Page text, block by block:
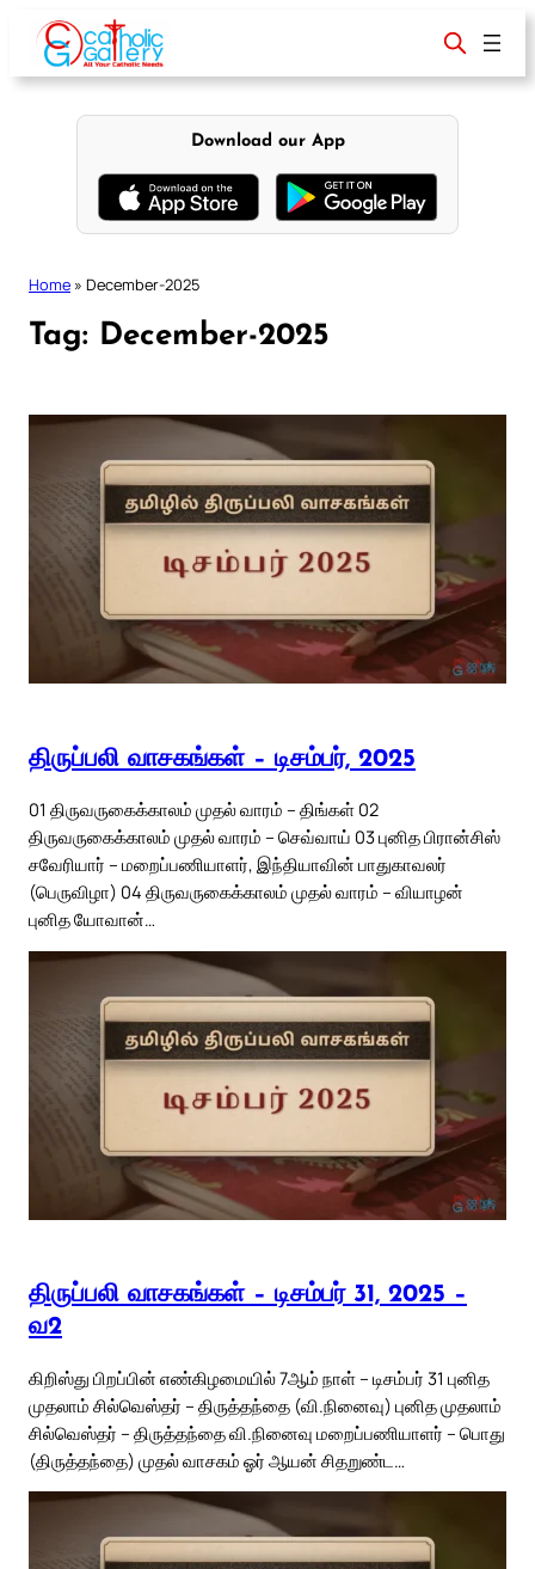
content
Download our App
Home » December-2025
Tag: December-2025
திருப்பலி வாசகங்கள் – டிசம்பர், 2025
01 திருவருகைக்காலம் முதல் வாரம் – திங்கள் 02
திருவருகைக்காலம் முதல் வாரம் – செவ்வாய் 03 புனித பிரான்சிஸ்
சவேரியார் – மறைப்பணியாளர், இந்தியாவின் பாதுகாவலர்
(பெருவிழா) 04 திருவருகைக்காலம் முதல் வாரம் – வியாழன்
புனித யோவான்…
திருப்பலி வாசகங்கள் – டிசம்பர் 31, 2025 –
வ2
கிறிஸ்து பிறப்பின் எண்கிழமையில் 7ஆம் நாள் – டிசம்பர் 31 புனித
முதலாம் சில்வெஸ்தர் – திருத்தந்தை (வி.நினைவு) புனித முதலாம்
சில்வெஸ்தர் – திருத்தந்தை வி.நினைவு மறைப்பணியாளர் – பொது
(திருத்தந்தை) முதல் வாசகம் ஓர் ஆயன் சிதறுண்ட…